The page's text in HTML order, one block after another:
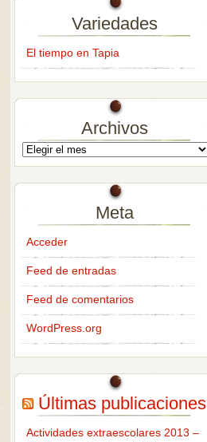
Variedades
El tiempo en Tapia
Archivos
Meta
Acceder
Feed de entradas
Feed de comentarios
WordPress.org
Últimas publicaciones
Actividades extraescolares 2013 –